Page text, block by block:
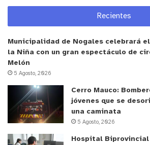
marco de la II Jornada de
Psicoterapia. El premio
y tú, ¿qué opinas?
Recientes
Municipalidad de Nogales celebrará
la Niña con un gran espectáculo de
Melón
5 Agosto, 2026
Cerro Mauco:
jóvenes que se
una caminata
5 Agosto, 2026
Hospital